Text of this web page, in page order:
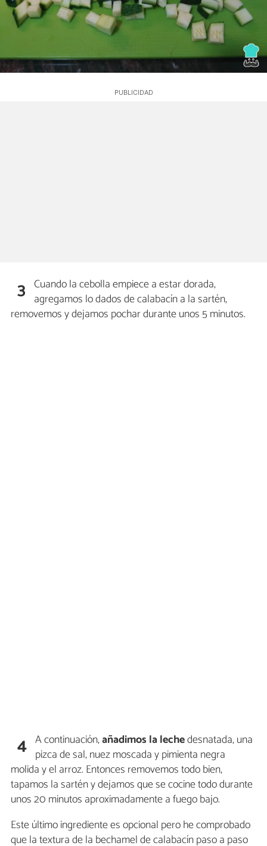
3 Cuando la cebolla empiece a estar dorada,
agregamos lo dados de calabacín a la sartén,
removemos y dejamos pochar durante unos 5 minutos.
4 A continuación,añadimos la lechedesnatada, una
pizca de sal, nuez moscada y pimienta negra
molida y el arroz. Entonces removemos todo bien,
tapamos la sartén y dejamos que se cocine todo durante
unos 20 minutos aproximadamente a fuego bajo.
Este último ingrediente es opcional pero he comprobado
que la textura de la bechamel de calabacín paso a paso